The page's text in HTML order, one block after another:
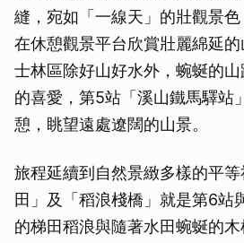
縫，宛如「一線天」的壯觀景
在休憩觀景平台欣賞壯麗綿延的
士林區除好山好水外，蜿蜒的
的喜愛，第5站「溪山鐵馬驛站
憩，眺望遠處遼闊的山景。
旅程延續到自然景緻多樣的平
田」及「稻浪棧橋」就是第6站
的梯田稻浪與隨著水田蜿蜒的